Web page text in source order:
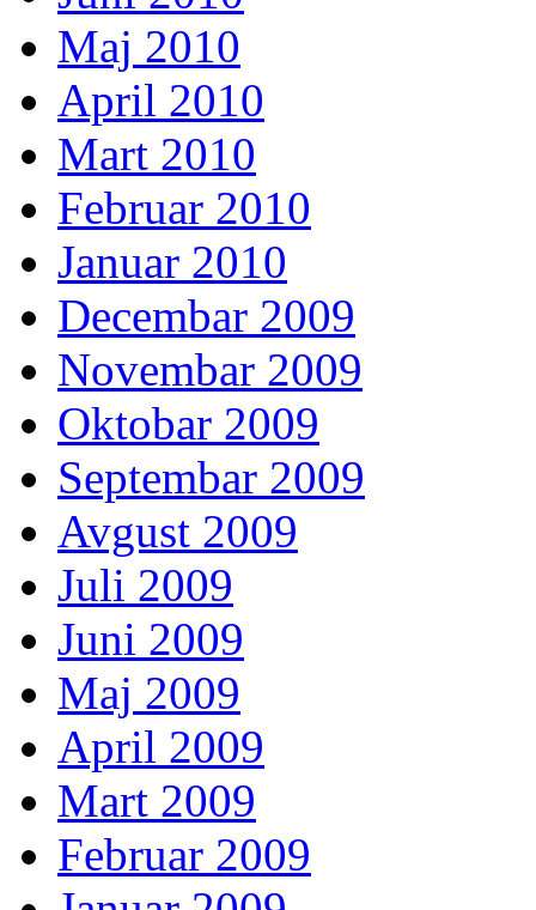
Maj 2010
April 2010
Mart 2010
Februar 2010
Januar 2010
Decembar 2009
Novembar 2009
Oktobar 2009
Septembar 2009
Avgust 2009
Juli 2009
Juni 2009
Maj 2009
April 2009
Mart 2009
Februar 2009